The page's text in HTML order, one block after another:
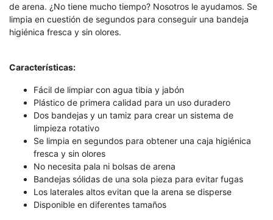
de arena. ¿No tiene mucho tiempo? Nosotros le ayudamos. Se
limpia en cuestión de segundos para conseguir una bandeja
higiénica fresca y sin olores.
Características:
Fácil de limpiar con agua tibia y jabón
Plástico de primera calidad para un uso duradero
Dos bandejas y un tamiz para crear un sistema de
limpieza rotativo
Se limpia en segundos para obtener una caja higiénica
fresca y sin olores
No necesita pala ni bolsas de arena
Bandejas sólidas de una sola pieza para evitar fugas
Los laterales altos evitan que la arena se disperse
Disponible en diferentes tamaños